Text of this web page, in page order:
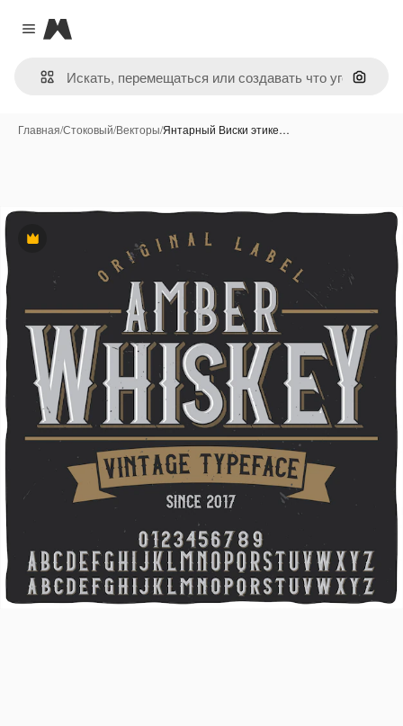
Close menu
Magnific
Поиск
Главная/Стоковый/Векторы/Янтарный Виски этике…
Премиум